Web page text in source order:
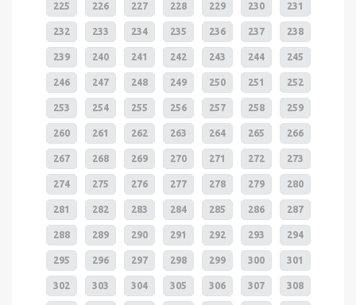
225 226 227 228 229 230 231
232 233 234 235 236 237 238
239 240 241 242 243 244 245
246 247 248 249 250 251 252
253 254 255 256 257 258 259
260 261 262 263 264 265 266
267 268 269 270 271 272 273
274 275 276 277 278 279 280
281 282 283 284 285 286 287
288 289 290 291 292 293 294
295 296 297 298 299 300 301
302 303 304 305 306 307 308